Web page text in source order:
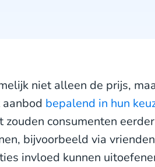
niet alleen de prijs,
bepalend in hun
zouden consumenten
bijvoorbeeld via
invloed kunnen